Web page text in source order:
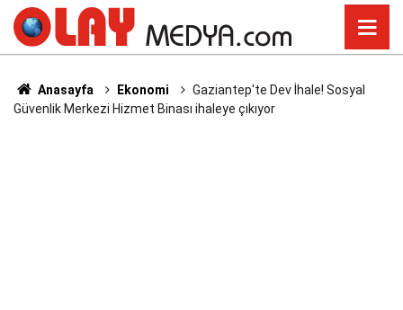
Anasayfa Ekonomi
Gaziantep'te Dev İhale! Sosyal
Güvenlik Merkezi Hizmet Binası ihaleye çıkıyor